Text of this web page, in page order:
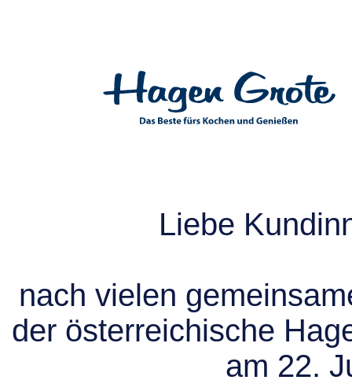
Liebe
nach vielen
der österreichische
am 22.